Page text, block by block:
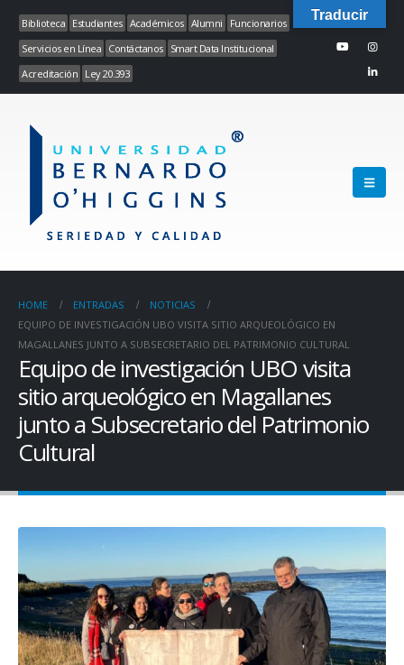
Biblioteca Estudiantes Académicos Alumni
Funcionarios
Servicios en Línea Contáctanos
Smart Data Institucional
Acreditación Ley 20.393
HOME ENTRADAS
NOTICIAS
EQUIPO DE INVESTIGACIÓN UBO VISITA SITIO ARQUEOLÓGICO EN
MAGALLANES JUNTO A SUBSECRETARIO DEL PATRIMONIO CULTURAL
Equipo de investigación UBO visita
sitio arqueológico en Magallanes
junto a Subsecretario del Patrimonio
Cultural
Traducir